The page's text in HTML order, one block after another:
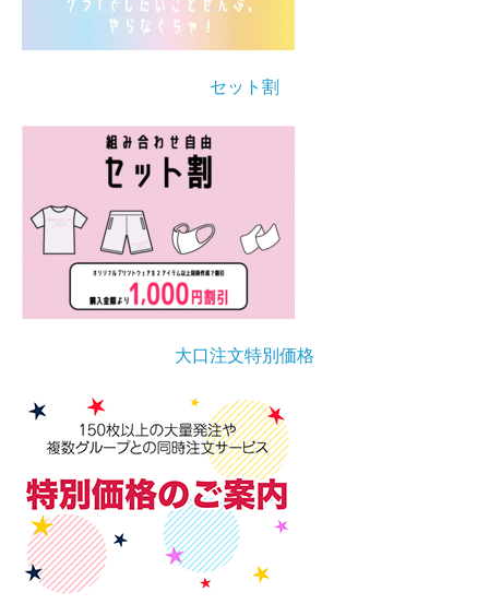
セット割
大口注文特別価格